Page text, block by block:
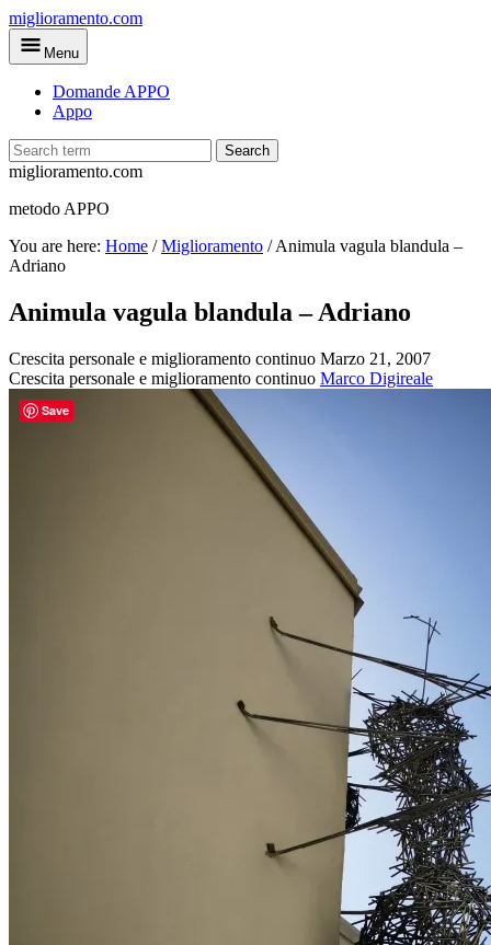
Skip
to
main
miglioramento.com
Menu
Domande APPO
Appo
Search
miglioramento.com
metodo APPO
You are here: Home /Miglioramento /Animula vagula blandula –
Adriano
Animula vagula blandula – Adriano
Crescita personale e miglioramento continuo Marzo 21, 2007
Crescita personale e miglioramento continuo Marco Digireale
Save